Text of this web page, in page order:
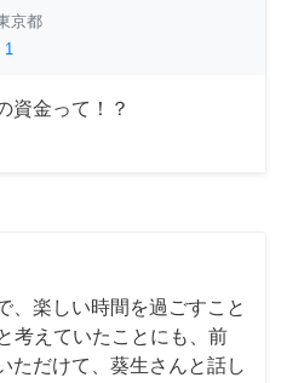
京都
1
資金って！？
、楽しい時間を過ごすこと
考えていたことにも、前
ただけて、葵生さんと話し